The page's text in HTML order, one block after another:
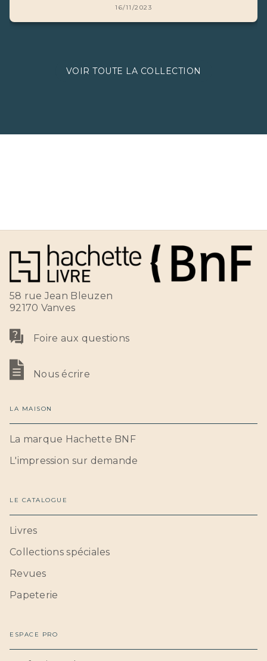
16/11/2023
VOIR TOUTE LA COLLECTION
58 rue Jean Bleuzen
92170 Vanves
Foire aux questions
Nous écrire
LA MAISON
La marque Hachette BNF
L'impression sur demande
LE CATALOGUE
Livres
Collections spéciales
Revues
Papeterie
ESPACE PRO